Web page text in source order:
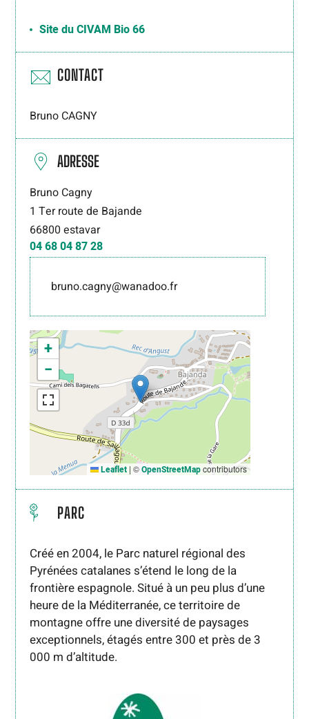
Site du CIVAM Bio 66
CONTACT
Bruno CAGNY
ADRESSE
Bruno Cagny
1 Ter route de Bajande
66800 estavar
04 68 04 87 28
bruno.cagny@wanadoo.fr
+
−
Leaflet | ©OpenStreetMapcontributors
PARC
Créé en 2004, le Parc naturel régional des
Pyrénées catalanes s’étend le long de la
frontière espagnole. Situé à un peu plus d’une
heure de la Méditerranée, ce territoire de
montagne offre une diversité de paysages
exceptionnels, étagés entre 300 et près de 3
000 m d’altitude.